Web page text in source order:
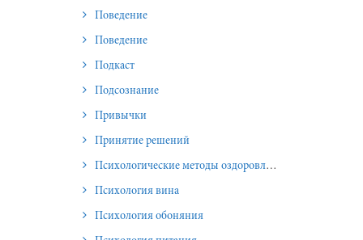
Поведение
Поведение
Подкаст
Подсознание
Привычки
Принятие решений
Психологические методы оздоровления и омоложения
Психология вина
Психология обоняния